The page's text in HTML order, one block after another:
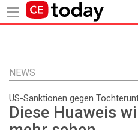
Inhalt
NEWS
US-Sanktionen gegen
Diese Huaweis